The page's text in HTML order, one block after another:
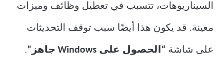
السيناريوهات، تتسبب في تعطيل وظائف وميزات
معينة. قد يكون هذا أيضًا سبب توقف التحديثات
على شاشة “الحصول على Windows جاهز” .